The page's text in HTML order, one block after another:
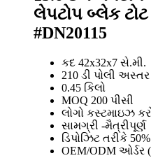
લેપટોપ બ્લેક
#DN20115
કદ 42x32x7 સે.મી.
210 ડી પોલી અસ્તર
0.45 કિલો
MOQ 200 પીસી
લોગો કસ્ટમાઇઝ
સામગ્રી -મૈત્રીપૂર્ણ
ડિપોઝિટ તરીકે
OEM/ODM ઓર્ડર